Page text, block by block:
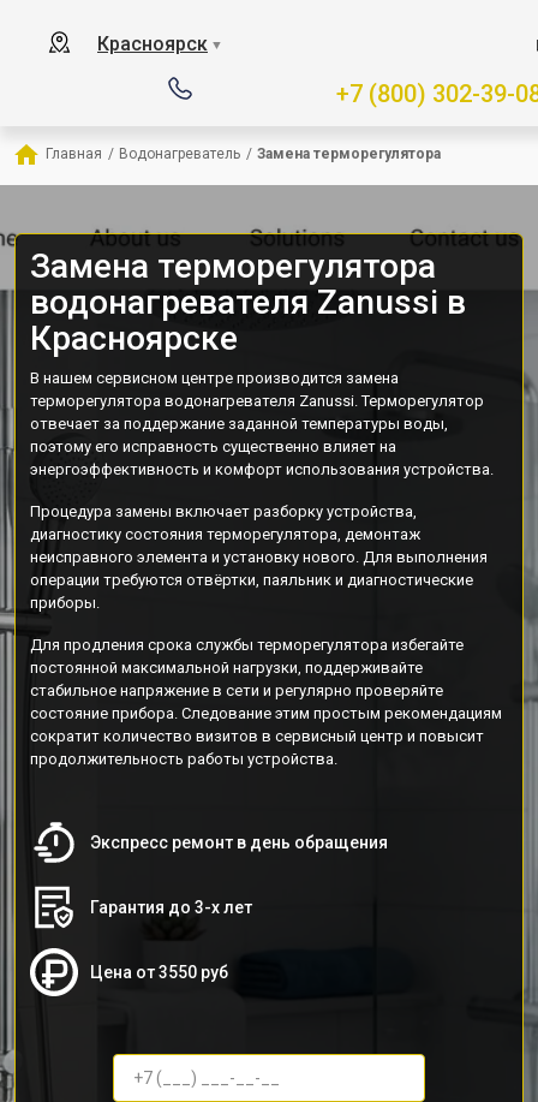
Красноярск ▼
+7 (800) 302-39-
Главная / Водонагреватель / Замена терморегулятора
Замена терморегулятора
водонагревателя Zanussi в
Красноярске
В нашем сервисном центре производится замена
терморегулятора водонагревателя Zanussi. Терморегулятор
отвечает за поддержание заданной температуры воды,
поэтому его исправность существенно влияет на
энергоэффективность и комфорт использования устройства.
Процедура замены включает разборку устройства,
диагностику состояния терморегулятора, демонтаж
неисправного элемента и установку нового. Для выполнения
операции требуются отвёртки, паяльник и диагностические
приборы.
Для продления срока службы терморегулятора избегайте
постоянной максимальной нагрузки, поддерживайте
стабильное напряжение в сети и регулярно проверяйте
состояние прибора. Следование этим простым рекомендациям
сократит количество визитов в сервисный центр и повысит
продолжительность работы устройства.
Экспресс ремонт в день обращения
Гарантия до 3-х лет
Цена от 3550 руб